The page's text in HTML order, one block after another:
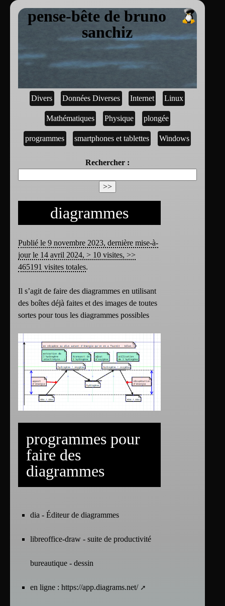
pense-bête de bruno
sanchiz
Divers Données Diverses Internet Linux
Mathématiques Physique plongée
programmes smartphones et tablettes Windows
Rechercher :
diagrammes
Publié le 9 novembre 2023, dernière mise-à-
jour le 14 avril 2024, > 10 visites, >>
465191 visites totales.
Il s’agit de faire des diagrammes en utilisant
des boîtes déjà faites et des images de toutes
sortes pour tous les diagrammes possibles
programmes pour
faire des
diagrammes
dia - Éditeur de diagrammes
libreoffice-draw - suite de productivité
bureautique - dessin
en ligne : https://app.diagrams.net/